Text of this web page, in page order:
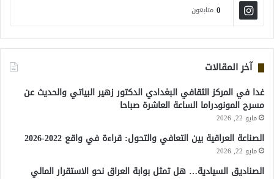
0 متابعون
آخر المقالات
غدا في المركز الثقافي البغدادي الدكتور زهير البياتي والحديث عن
مسرح المونودراما الساعة العاشرة صباحا
مايو 22, 2026
الصناعة العراقية بين التعافي والتحول: قراءة في واقع 2022-2026
مايو 22, 2026
الصناديق السيادية… هل تمثل بوابة العراق نحو الاستقرار المالي